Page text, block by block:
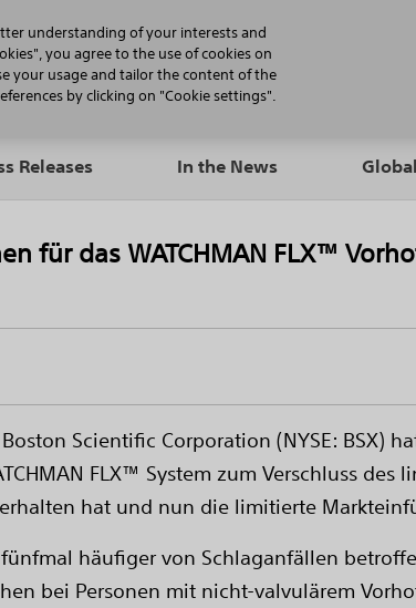
Professionals Patients
Releases In the News
für das WATCHMAN FLX™
Boston Scientific Corporation (NYSE: BSX)
FLX™ System zum Verschluss
hat und nun die limitierte
häufiger von Schlaganfällen
bei Personen mit nicht-valvulärem
understanding of your interests and
you agree to the use of cookies on
your usage and tailor the content of the
by clicking on "Cookie settings".